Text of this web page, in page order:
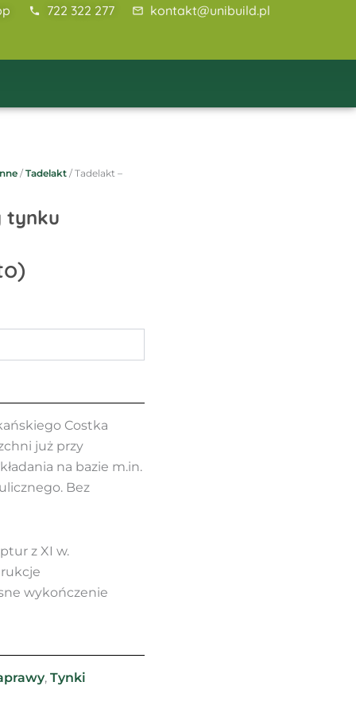
722 322 277 kontakt@unibuild.pl
/Tadelakt / Tadelakt –
tynku
Costka
już przy
na bazie m.in.
Bez
z XI w.
wykończenie
, Tynki